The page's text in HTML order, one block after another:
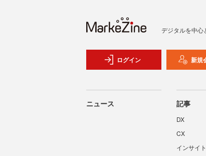
デジタルを中心
ログイン 新規
ニュース 記事
DX
CX
インサイト